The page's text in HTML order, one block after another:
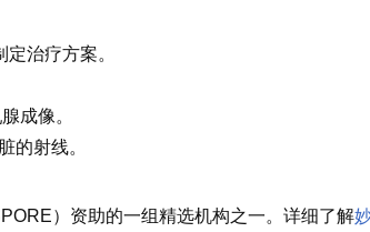
治疗方案。
成像。
的射线。
）资助的一组精选机构之一。详细了解